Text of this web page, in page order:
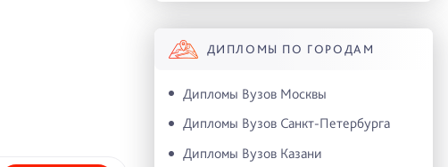
ДИПЛОМЫ ПО ГОРОДАМ
Дипломы Вузов Москвы
Дипломы Вузов Санкт-Петербурга
Дипломы Вузов Казани